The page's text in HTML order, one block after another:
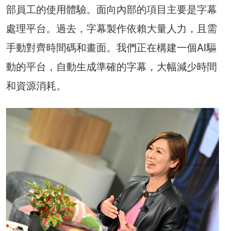
部員工的使用體驗。面向內部的項目主要是字幕
處理平台。過去，字幕製作依賴大量人力，且需
手動對齊時間碼和畫面。我們正在構建一個AI驅
動的平台，自動生成準確的字幕，大幅減少時間
和資源消耗。